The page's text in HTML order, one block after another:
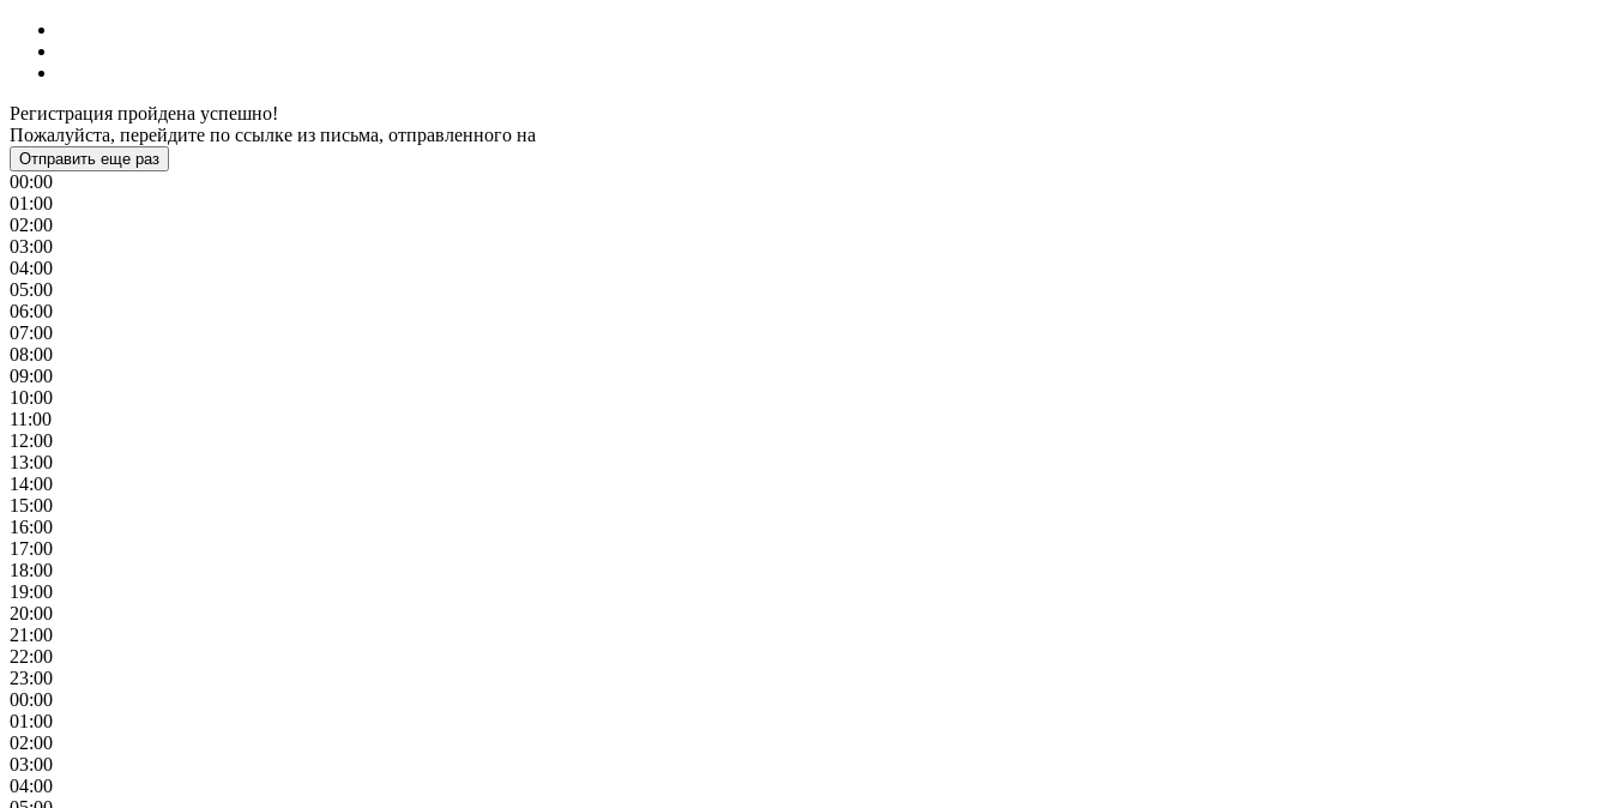
Регистрация пройдена успешно!
Пожалуйста, перейдите по ссылке из письма, отправленного на
Отправить еще раз
00:00
01:00
02:00
03:00
04:00
05:00
06:00
07:00
08:00
09:00
10:00
11:00
12:00
13:00
14:00
15:00
16:00
17:00
18:00
19:00
20:00
21:00
22:00
23:00
00:00
01:00
02:00
03:00
04:00